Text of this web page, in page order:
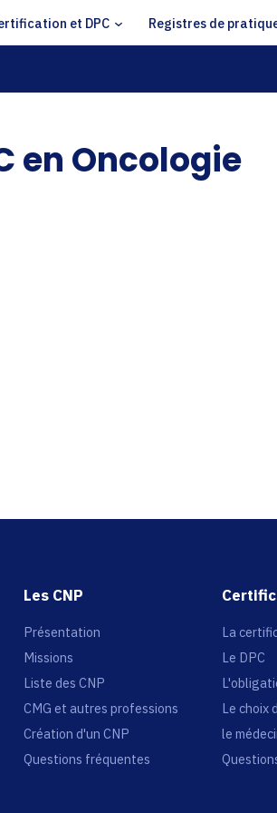
et DPC Registres de
en Oncologie
Les CNP
Présentation
Missions
Liste des CNP
CMG et autres professions
Création d'un CNP
Questions fréquentes
La
Le DPC
Le choix
le